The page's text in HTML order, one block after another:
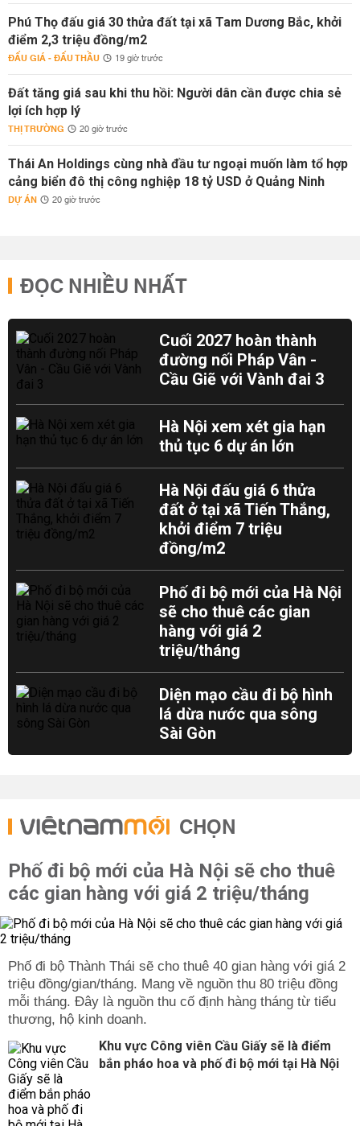
Phú Thọ đấu giá 30 thửa đất tại xã Tam Dương Bắc, khởi
điểm 2,3 triệu đồng/m2
ĐẤU GIÁ - ĐẤU THẦU 19 giờ trước
Đất tăng giá sau khi thu hồi: Người dân cần được chia sẻ
lợi ích hợp lý
THỊ TRƯỜNG 20 giờ trước
Thái An Holdings cùng nhà đầu tư ngoại muốn làm tổ hợp
cảng biển đô thị công nghiệp 18 tỷ USD ở Quảng Ninh
DỰ ÁN 20 giờ trước
ĐỌC NHIỀU NHẤT
Cuối 2027 hoàn thành
đường nối Pháp Vân -
Cầu Giẽ với Vành đai 3
Hà Nội xem xét gia hạn
thủ tục 6 dự án lớn
Hà Nội đấu giá 6 thửa
đất ở tại xã Tiến Thắng,
khởi điểm 7 triệu
đồng/m2
Phố đi bộ mới của Hà Nội
sẽ cho thuê các gian
hàng với giá 2
triệu/tháng
Diện mạo cầu đi bộ hình
lá dừa nước qua sông
Sài Gòn
CHỌN
Phố đi bộ mới của Hà Nội sẽ cho thuê
các gian hàng với giá 2 triệu/tháng
Phố đi bộ Thành Thái sẽ cho thuê 40 gian hàng với giá 2
triệu đồng/gian/tháng. Mang về nguồn thu 80 triệu đồng
mỗi tháng. Đây là nguồn thu cố định hàng tháng từ tiểu
thương, hộ kinh doanh.
Khu vực Công viên Cầu Giấy sẽ là điểm
bắn pháo hoa và phố đi bộ mới tại Hà Nội